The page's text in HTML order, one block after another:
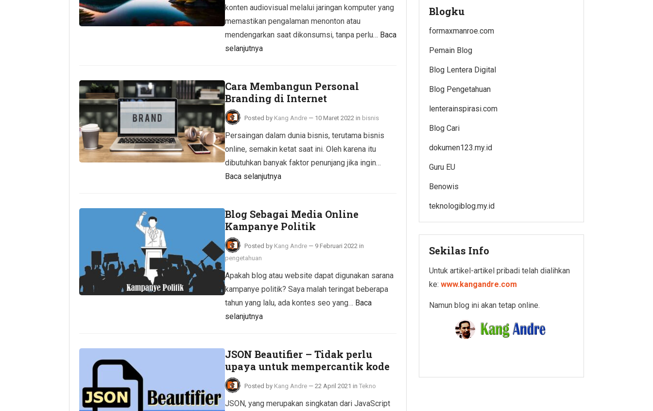
konten audiovisual melalui jaringan komputer yang
memastikan pengalaman menonton atau
mendengarkan saat dikonsumsi, tanpa perlu… Baca
selanjutnya
Cara Membangun Personal
Branding di Internet
Posted by Kang Andre — 10 Maret 2022 in bisnis
Persaingan dalam dunia bisnis, terutama bisnis
online, semakin ketat saat ini. Oleh karena itu
dibutuhkan banyak faktor penunjang jika ingin…
Baca selanjutnya
Blog Sebagai Media Online
Kampanye Politik
Posted by Kang Andre — 9 Februari 2022 in
pengetahuan
Apakah blog atau website dapat digunakan sarana
kampanye politik? Saya malah teringat beberapa
tahun yang lalu, ada kontes seo yang… Baca
selanjutnya
JSON Beautifier – Tidak perlu
upaya untuk mempercantik kode
Posted by Kang Andre — 22 April 2021 in Tekno
JSON, yang merupakan singkatan dari JavaScript
Blogku
formaxmanroe.com
Pemain Blog
Blog Lentera Digital
Blog Pengetahuan
lenterainspirasi.com
Blog Cari
dokumen123.my.id
Guru EU
Benowis
teknologiblog.my.id
Sekilas Info
Untuk artikel-artikel pribadi telah dialihkan
ke: www.kangandre.com
Namun blog ini akan tetap online.